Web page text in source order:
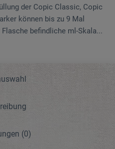
der Copic Classic, Copic
können bis zu 9 Mal
befindliche ml-Skala...
(0)